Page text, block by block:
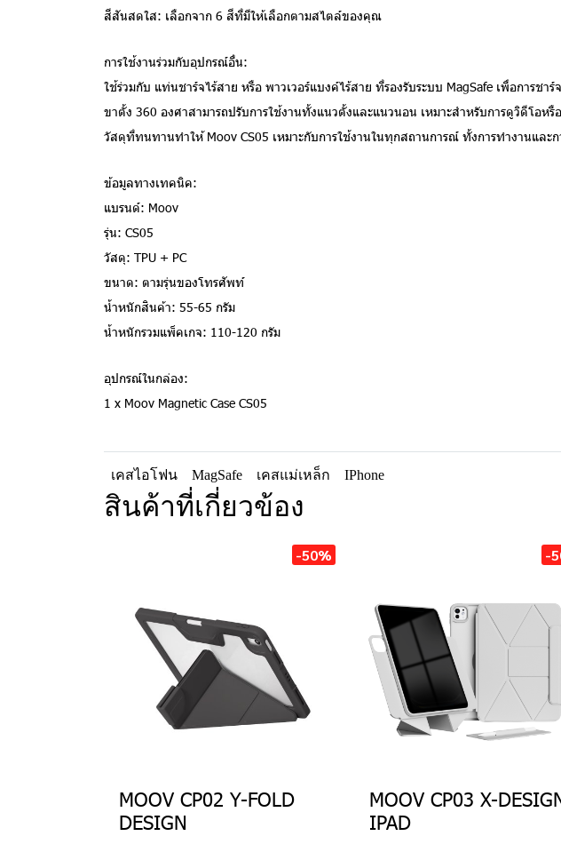
สีสันสดใส: เลือกจาก 6 สีที่มีให้เลือกตามสไตล์ของคุณ
การใช้งานร่วมกับอุปกรณ์อื่น:
ใช้ร่วมกับ แท่นชาร์จไร้สาย หรือ พาวเวอร์แบงค์ไร้สาย ที่รองรับระบบ MagSafe เพื่อการชาร์
ขาตั้ง 360 องศาสามารถปรับการใช้งานทั้งแนวตั้งและแนวนอน เหมาะสำหรับการดูวิดีโอห
วัสดุที่ทนทานทำให้ Moov CS05 เหมาะกับการใช้งานในทุกสถานการณ์ ทั้งการทำงานและก
ข้อมูลทางเทคนิค:
แบรนด์: Moov
รุ่น: CS05
วัสดุ: TPU + PC
ขนาด: ตามรุ่นของโทรศัพท์
น้ำหนักสินค้า: 55-65 กรัม
น้ำหนักรวมแพ็คเกจ: 110-120 กรัม
อุปกรณ์ในกล่อง:
1 x Moov Magnetic Case CS05
เคสไอโฟน MagSafe เคสแม่เหล็ก IPhone
สินค้าที่เกี่ยวข้อง
-50%
MOOV CP02 Y-FOLD
DESIGN
-
MOOV CP03 X-
IPAD